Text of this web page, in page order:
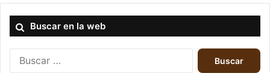
barbarian swords blood fire death
satanath records
Buscar en la web